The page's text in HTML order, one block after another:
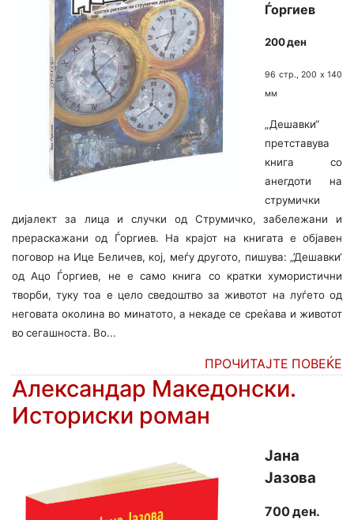
Ѓоргиев
200 ден
96 стр., 200 х 140
мм
„Дешавки“
претставува
книга со
анегдоти на
струмички
дијалект за лица и случки од Струмичко, забележани и
прераскажани од Ѓоргиев. На крајот на книгата е објавен
поговор на Ице Беличев, кој, меѓу другото, пишува: „’Дешавки‘
од Ацо Ѓоргиев, не е само книга со кратки хумористични
творби, туку тоа е цело сведоштво за животот на луѓето од
неговата околина во минатото, а некаде се среќава и животот
во сегашноста. Во...
ПРОЧИТАЈТЕ ПОВЕЌЕ
Александар Македонски.
Историски роман
Јана
Јазова
700 ден.